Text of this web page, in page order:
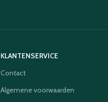
KLANTENSERVICE
Contact
Algemene voorwaarden